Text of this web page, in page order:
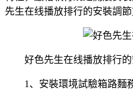
先生在线播放排行的安裝調節
好色先生在线播放排行的
1、安裝環境試驗箱路麵